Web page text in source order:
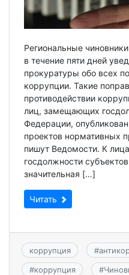
Региональные
в течение пяти дней
прокуратуры обо всех
коррупции. Такие
противодействии
лиц, замещающих
Федерации,
проектов нормативных
пишут Ведомости. К
госдолжности
значительная […]
Читать
коррупция #
#коррупция #